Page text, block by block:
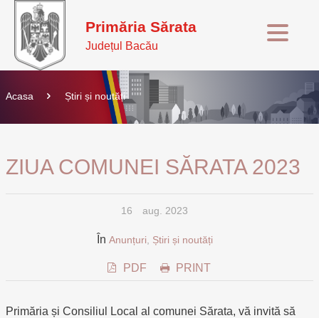
Primăria Sărata
Județul Bacău
Acasa Știri și noutăți
ZIUA COMUNEI SĂRATA 2023
16 aug. 2023
În Anunțuri Știri și noutăți
PDF PRINT
Primăria și Consiliul Local al comunei Sărata, vă invită să